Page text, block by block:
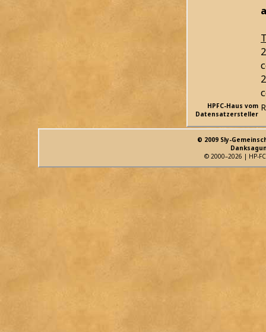
HPFC-Haus vom
Datensatzersteller
© 2009 Sly-
© 2000–2026 | HP-